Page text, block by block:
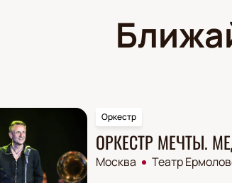
Оркестр
ОРКЕСТР МЕЧТЫ.
Москва Театр